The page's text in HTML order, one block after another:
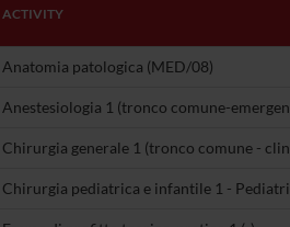
ACTIVITY
Anatomia patologica (MED/08)
Anestesiologia 1 (tronco comune-
Chirurgia generale 1 (tronco comune -
Chirurgia pediatrica e infantile 1 -